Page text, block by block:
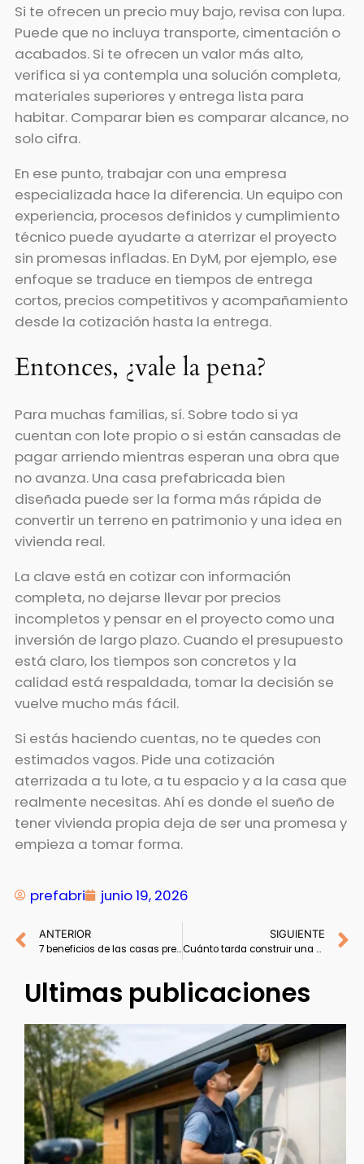
Si te ofrecen un precio muy bajo, revisa con lupa.
Puede que no incluya transporte, cimentación o
acabados. Si te ofrecen un valor más alto,
verifica si ya contempla una solución completa,
materiales superiores y entrega lista para
habitar. Comparar bien es comparar alcance, no
solo cifra.
En ese punto, trabajar con una empresa
especializada hace la diferencia. Un equipo con
experiencia, procesos definidos y cumplimiento
técnico puede ayudarte a aterrizar el proyecto
sin promesas infladas. En DyM, por ejemplo, ese
enfoque se traduce en tiempos de entrega
cortos, precios competitivos y acompañamiento
desde la cotización hasta la entrega.
Entonces, ¿vale la pena?
Para muchas familias, sí. Sobre todo si ya
cuentan con lote propio o si están cansadas de
pagar arriendo mientras esperan una obra que
no avanza. Una casa prefabricada bien
diseñada puede ser la forma más rápida de
convertir un terreno en patrimonio y una idea en
vivienda real.
La clave está en cotizar con información
completa, no dejarse llevar por precios
incompletos y pensar en el proyecto como una
inversión de largo plazo. Cuando el presupuesto
está claro, los tiempos son concretos y la
calidad está respaldada, tomar la decisión se
vuelve mucho más fácil.
Si estás haciendo cuentas, no te quedes con
estimados vagos. Pide una cotización
aterrizada a tu lote, a tu espacio y a la casa que
realmente necesitas. Ahí es donde el sueño de
tener vivienda propia deja de ser una promesa y
empieza a tomar forma.
prefabri junio 19, 2026
ANTERIOR
7 beneficios de las casas prefabricadas
SIGUIENTE
Cuánto tarda construir una casa prefabricada
Ultimas publicaciones